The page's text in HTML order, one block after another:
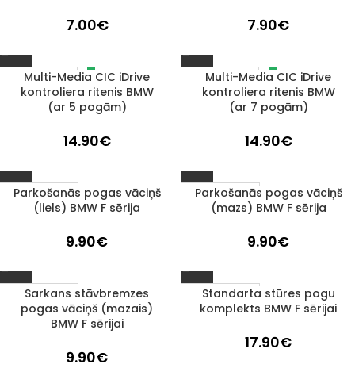
7.00€ 7.90€
IZPĀRDOTS
Multi-Media CIC iDrive
kontroliera ritenis BMW
(ar 5 pogām)
14.90€
IZPĀRDOTS
Multi-Media CIC iDrive
kontroliera ritenis BMW
(ar 7 pogām)
14.90€
1–3 D. D.
Parkošanās pogas vāciņš
(liels) BMW F sērija
9.90€
1–3 D. D.
Parkošanās pogas vāciņš
(mazs) BMW F sērija
9.90€
1–3 D. D.
Sarkans stāvbremzes
pogas vāciņš (mazais)
BMW F sērijai
9.90€
1–3 D. D.
Standarta stūres pogu
komplekts BMW F sērijai
17.90€